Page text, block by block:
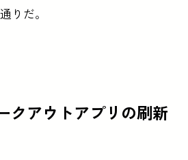
りだ。
クアウトアプリの刷新